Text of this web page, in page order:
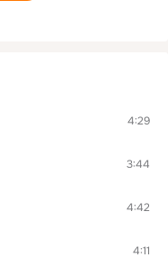
4:29
3:44
4:42
4:11